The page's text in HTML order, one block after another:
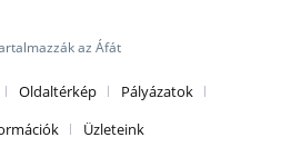
az Áfát
Oldaltérkép
Pályázatok
Üzleteink